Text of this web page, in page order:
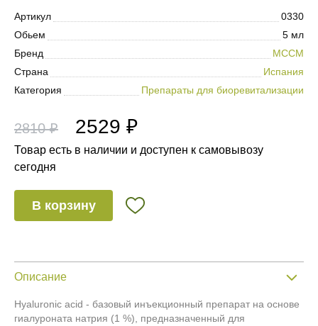
Артикул
0330
Обьем
5 мл
Бренд
MCCM
Страна
Испания
Категория
Препараты для биоревитализации
2810 ₽ 2529 ₽
Товар есть в наличии и доступен к самовывозу
сегодня
В корзину
Описание
Hyaluronic acid - базовый инъекционный препарат на основе
гиалуроната натрия (1 %), предназначенный для